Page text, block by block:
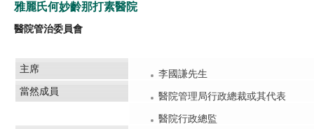
雅麗氏何妙齡那打素醫院
醫院管治委員會
主席
李國謙先生
當然成員
醫院管理局行政總裁或其代表
醫院行政總監